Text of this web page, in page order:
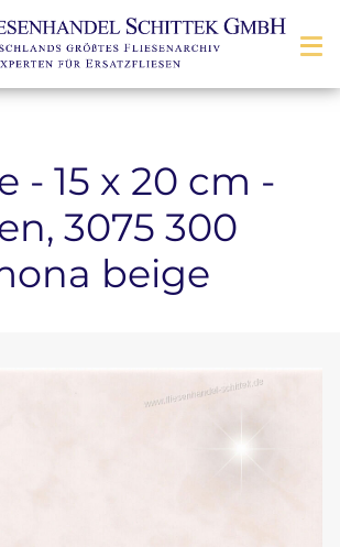
- 15 x 20 cm -
3075 300
beige